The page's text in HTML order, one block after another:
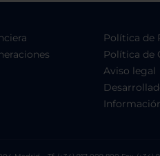
Política de
Política de
Aviso legal